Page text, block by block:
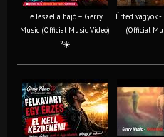
Te leszel a hajó – Gerry
Music (Official Music Video)
?☀️
Érted vagyok
(Official